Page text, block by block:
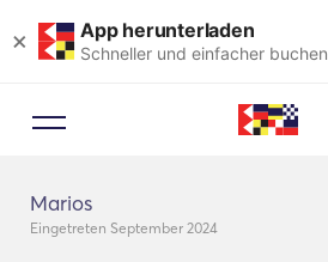
× App herunterladen
Schneller und einfacher buchen
Marios
Eingetreten September 2024